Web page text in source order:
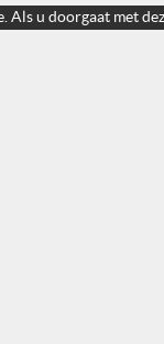
u doorgaat met